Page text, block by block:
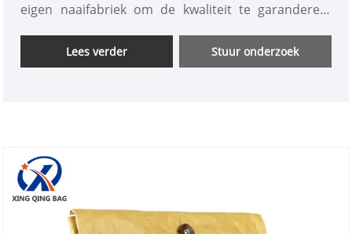
eigen naaifabriek om de kwaliteit te garanderen,
om elke maand 10 nieuwe Tyvek Tote Bags-modellen
te lanceren. We hebben ook professioneel
Lees verder Stuur onderzoek